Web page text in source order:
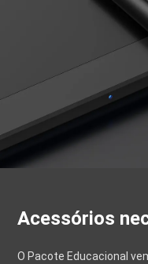
Acessórios
O Pacote Educacional